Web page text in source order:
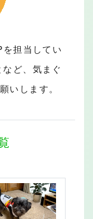
担当してい
ど、気まぐ
いします。